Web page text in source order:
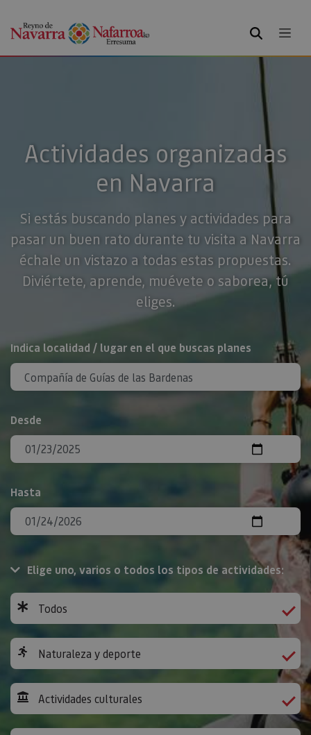
BUSCAR
Actividades organizadas
en Navarra
Si estás buscando planes y actividades para
pasar un buen rato durante tu visita a Navarra
échale un vistazo a todas estas propuestas.
Diviértete, aprende, muévete o saborea, tú
eliges.
BUSCAR
Indica localidad / lugar en el que buscas planes
Desde
Hasta
Elige uno, varios o todos los tipos de actividades:
Todos
Naturaleza y deporte
Actividades culturales